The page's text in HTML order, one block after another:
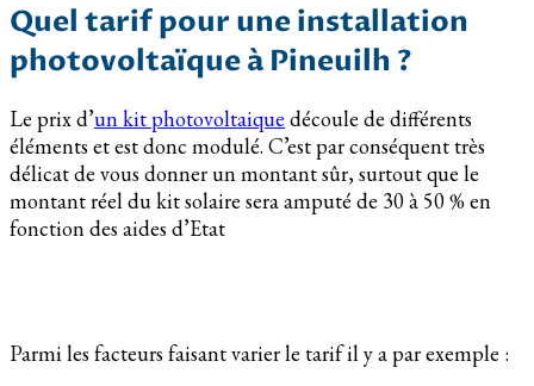
Quel tarif pour une installation
photovoltaïque à Pineuilh ?
Le prix d’un kit photovoltaique découle de différents
éléments et est donc modulé. C’est par conséquent très
délicat de vous donner un montant sûr, surtout que le
montant réel du kit solaire sera amputé de 30 à 50 % en
fonction des aides d’Etat
Parmi les facteurs faisant varier le tarif il y a par exemple :